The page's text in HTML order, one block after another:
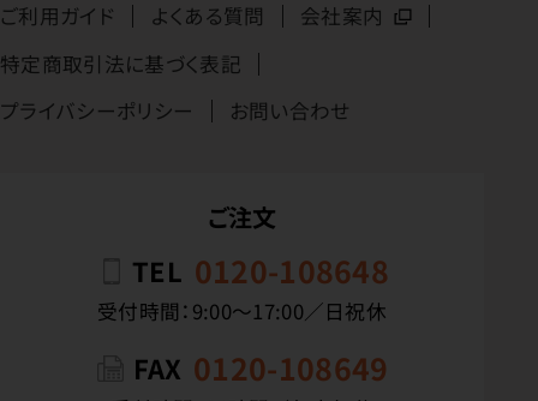
ご利用ガイド よくある質問
会社案内
特定商取引法に基づく表記
プライバシーポリシー
お問い合わせ
ご注文
TEL 0120-108648
受付時間：9:00〜17:00／日祝休
FAX 0120-108649